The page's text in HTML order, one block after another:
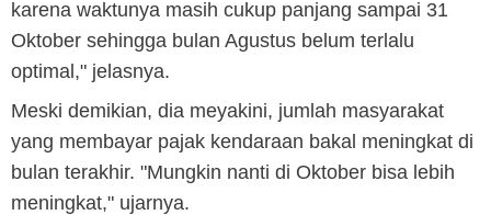
karena waktunya masih cukup panjang sampai 31
Oktober sehingga bulan Agustus belum terlalu
optimal," jelasnya.
Meski demikian, dia meyakini, jumlah masyarakat
yang membayar pajak kendaraan bakal meningkat di
bulan terakhir. "Mungkin nanti di Oktober bisa lebih
meningkat," ujarnya.